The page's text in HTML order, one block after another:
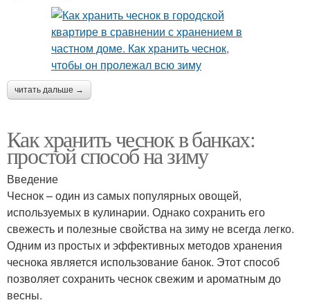
читать дальше →
Как хранить чеснок в банках:
простой способ на зиму
Введение
Чеснок – один из самых популярных овощей,
используемых в кулинарии. Однако сохранить его
свежесть и полезные свойства на зиму не всегда легко.
Одним из простых и эффективных методов хранения
чеснока является использование банок. Этот способ
позволяет сохранить чеснок свежим и ароматным до
весны.